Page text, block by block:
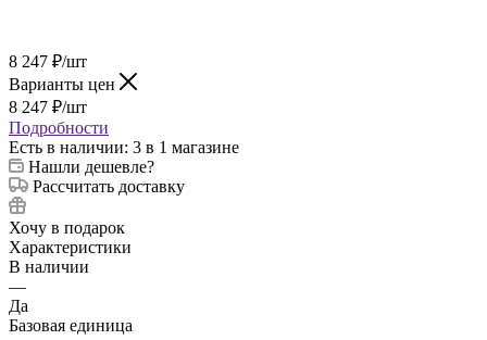
8 247 ₽/шт
Варианты цен
8 247 ₽/шт
Подробности
Есть в наличии: 3 в 1 магазине
Нашли дешевле?
Рассчитать доставку
Хочу в подарок
Характеристики
В наличии
—
Да
Базовая единица